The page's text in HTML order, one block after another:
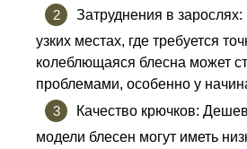
Затруднения в
узких местах, где требуется
колеблющаяся блесна может
проблемами, особенно у
Качество крючков:
модели блесен могут иметь